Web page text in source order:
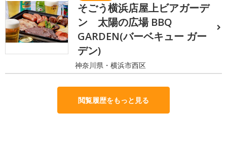
そごう横浜店屋上ビアガーデ
ン 太陽の広場 BBQ
GARDEN(バーベキュー ガー
デン)
神奈川県・横浜市西区
閲覧履歴をもっと見る